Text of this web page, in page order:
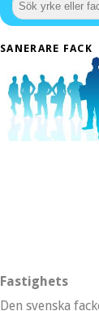
SANERARE FACK
Fastighets
Den svenska